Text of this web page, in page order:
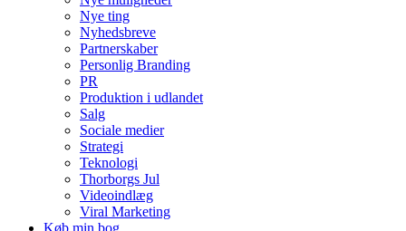
Nye ting
Nyhedsbreve
Partnerskaber
Personlig Branding
PR
Produktion i udlandet
Salg
Sociale medier
Strategi
Teknologi
Thorborgs Jul
Videoindlæg
Viral Marketing
Køb min bog